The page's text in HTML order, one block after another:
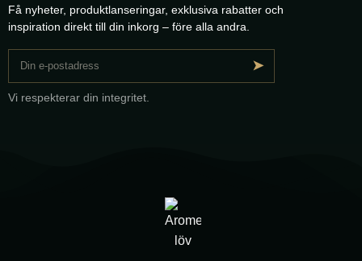
Få nyheter, produktlanseringar, exklusiva rabatter och
inspiration direkt till din inkorg – före alla andra.
➤
Vi respekterar din integritet.